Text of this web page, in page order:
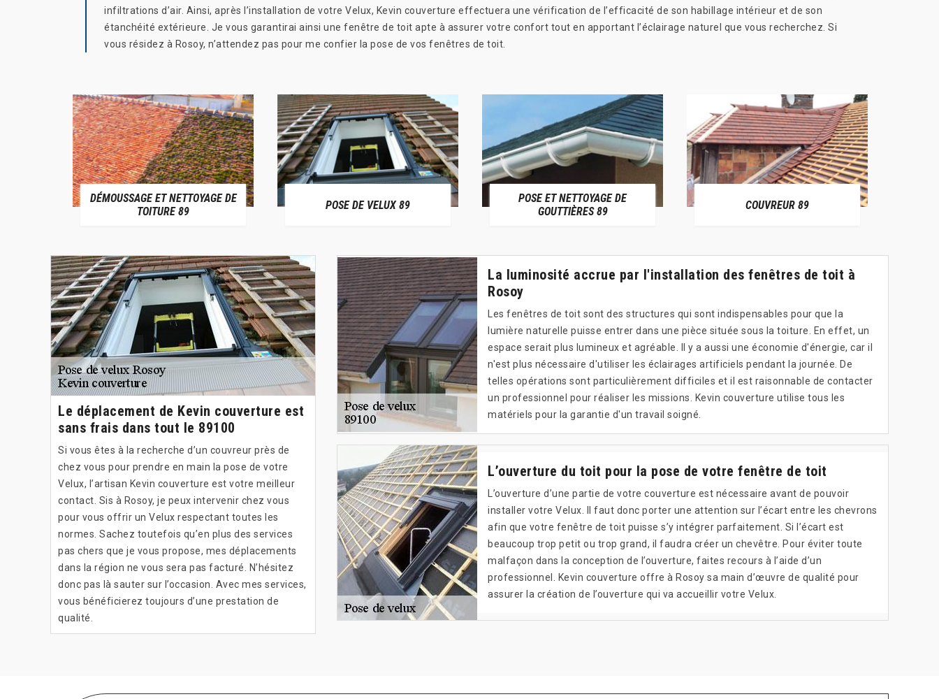
infiltrations d’air. Ainsi, après l’installation de votre Velux, Kevin couverture effectuera une vérification de l’efficacité de son habillage intérieur et de son
étanchéité extérieure. Je vous garantirai ainsi une fenêtre de toit apte à assurer votre confort tout en apportant l’éclairage naturel que vous recherchez. Si
vous résidez à Rosoy, n’attendez pas pour me confier la pose de vos fenêtres de toit.
DÉMOUSSAGE ET NETTOYAGE DE
TOITURE 89
POSE DE VELUX 89
POSE ET NETTOYAGE DE
GOUTTIÈRES 89
COUVREUR 89
Le déplacement de Kevin couverture est
sans frais dans tout le 89100
Si vous êtes à la recherche d’un couvreur près de
chez vous pour prendre en main la pose de votre
Velux, l’artisan Kevin couverture est votre meilleur
contact. Sis à Rosoy, je peux intervenir chez vous
pour vous offrir un Velux respectant toutes les
normes. Sachez toutefois qu’en plus des services
pas chers que je vous propose, mes déplacements
dans la région ne vous sera pas facturé. N’hésitez
donc pas là sauter sur l’occasion. Avec mes services,
vous bénéficierez toujours d’une prestation de
qualité.
La luminosité accrue par l'installation des fenêtres de toit à
Rosoy
Les fenêtres de toit sont des structures qui sont indispensables pour que la
lumière naturelle puisse entrer dans une pièce située sous la toiture. En effet, un
espace serait plus lumineux et agréable. Il y a aussi une économie d'énergie, car il
n'est plus nécessaire d'utiliser les éclairages artificiels pendant la journée. De
telles opérations sont particulièrement difficiles et il est raisonnable de contacter
un professionnel pour réaliser les missions. Kevin couverture utilise tous les
matériels pour la garantie d'un travail soigné.
L’ouverture du toit pour la pose de votre fenêtre de toit
L’ouverture d’une partie de votre couverture est nécessaire avant de pouvoir
installer votre Velux. Il faut donc porter une attention sur l’écart entre les chevrons
afin que votre fenêtre de toit puisse s’y intégrer parfaitement. Si l’écart est
beaucoup trop petit ou trop grand, il faudra créer un chevêtre. Pour éviter toute
malfaçon dans la conception de l’ouverture, faites recours à l’aide d’un
professionnel. Kevin couverture offre à Rosoy sa main d’œuvre de qualité pour
assurer la création de l’ouverture qui va accueillir votre Velux.